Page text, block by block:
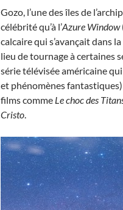
Gozo, l’une des îles de
célébrité qu’à l’Azure Window
calcaire qui s’avançait dans
lieu de tournage à certaines
série télévisée américaine
et phénomènes
films comme Le choc des
Cristo.